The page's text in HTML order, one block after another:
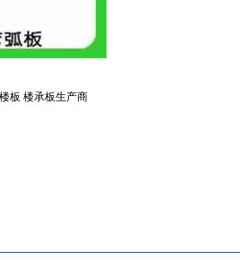
板 楼承板生产商